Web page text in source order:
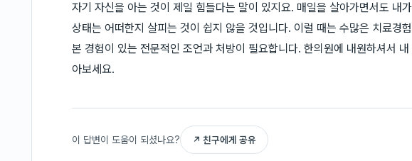
자기 자신을 아는 것이 제일 힘들다는 말이 있지요. 매일을 살아가면서도 내
상태는 어떠한지 살피는 것이 쉽지 않을 것입니다. 이럴 때는 수많은 치료경
본 경험이 있는 전문적인 조언과 처방이 필요합니다. 한의원에 내원하셔서
아보세요.
이 답변이 도움이 되셨나요? ↗ 친구에게 공유